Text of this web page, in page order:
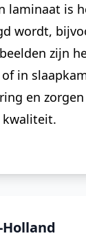
laminaat is
wordt,
zijn
in
en
kwaliteit.